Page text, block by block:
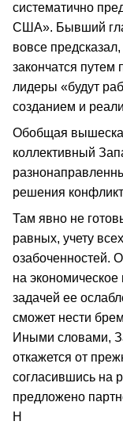
систематично
США». Бывший
вовсе
закончатся
лидеры «будут
созданием и
Обобщая
коллективный
решения
Там явно не
равных, учету
озабоченностей.
на
задачей ее
сможет нести
Иными словами,
откажется от
согласившись на
предложено
H